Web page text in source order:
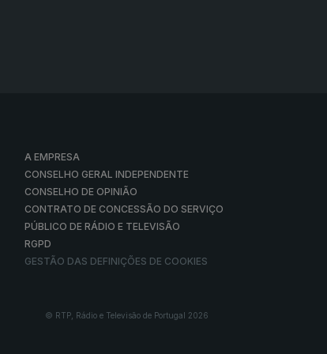
A EMPRESA
CONSELHO GERAL INDEPENDENTE
CONSELHO DE OPINIÃO
CONTRATO DE CONCESSÃO DO SERVIÇO
PÚBLICO DE RÁDIO E TELEVISÃO
RGPD
GESTÃO DAS DEFINIÇÕES DE COOKIES
© RTP, Rádio e Televisão de Portugal 2026